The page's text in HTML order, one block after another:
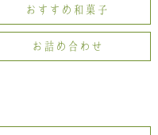
店舗案内
おすすめ和菓子
お詰め合わせ